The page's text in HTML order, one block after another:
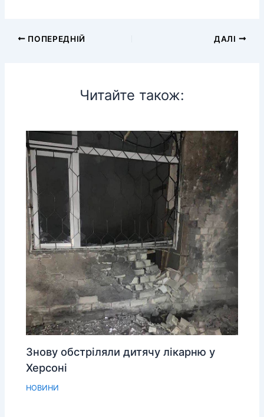
ПОПЕРЕДНІЙ ДАЛІ
Читайте також:
Знову обстріляли дитячу лікарню у
Херсоні
НОВИНИ